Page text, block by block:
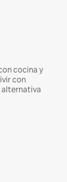
cocina y
con
alternativa